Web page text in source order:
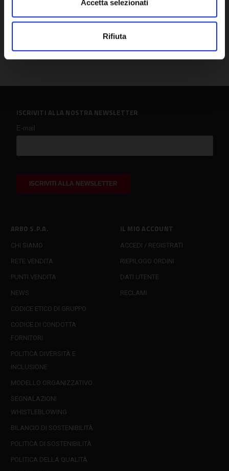
Accetta selezionati
Rifiuta
ARBO S.P.A.
CHI SIAMO
RETE VENDITA
PUNTI VENDITA
NEWS
CODICE ETICO DI GRUPPO
CODICE DI CONDOTTA
FORNITORI
POLITICA DIVERSITÀ E
INCLUSIONE
MODELLO ORGANIZZATIVO
SEGNALAZIONI
WHISTLEBLOWING
BILANCIO DI SOSTENIBILITÀ
POLITICA DI SOSTENIBILITÀ
POLITICA DELLA QUALITÀ
IL MIO ACCOUNT
ACCEDI / REGISTRATI
RIEPILOGO ORDINI
DATI UTENTE
RECLAMI
ISCRIVITI ALLA NOSTRA NEWSLETTER